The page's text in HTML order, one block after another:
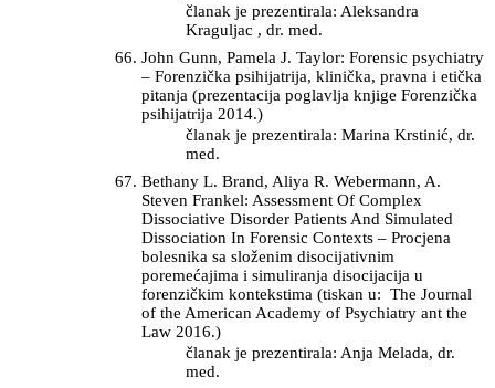
članak je prezentirala: Aleksandra
Kraguljac , dr. med.
John Gunn, Pamela J. Taylor: Forensic psychiatry
– Forenzička psihijatrija, klinička, pravna i etička
pitanja (prezentacija poglavlja knjige Forenzička
psihijatrija 2014.)
članak je prezentirala: Marina Krstinić, dr.
med.
Bethany L. Brand, Aliya R. Webermann, A.
Steven Frankel: Assessment Of Complex
Dissociative Disorder Patients And Simulated
Dissociation In Forensic Contexts – Procjena
bolesnika sa složenim disocijativnim
poremećajima i simuliranja disocijacija u
forenzičkim kontekstima (tiskan u: The Journal
of the American Academy of Psychiatry ant the
Law 2016.)
članak je prezentirala: Anja Melada, dr.
med.